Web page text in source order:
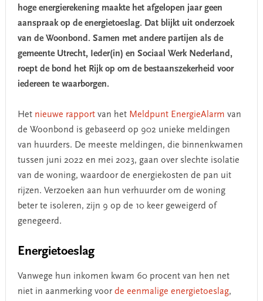
hoge energierekening maakte het afgelopen jaar geen
aanspraak op de energietoeslag. Dat blijkt uit onderzoek
van de Woonbond. Samen met andere partijen als de
gemeente Utrecht, Ieder(in) en Sociaal Werk Nederland,
roept de bond het Rijk op om de bestaanszekerheid voor
iedereen te waarborgen.
Het nieuwe rapportvan het Meldpunt EnergieAlarm van
de Woonbond is gebaseerd op 902 unieke meldingen
van huurders. De meeste meldingen, die binnenkwamen
tussen juni 2022 en mei 2023, gaan over slechte isolatie
van de woning, waardoor de energiekosten de pan uit
rijzen. Verzoeken aan hun verhuurder om de woning
beter te isoleren, zijn 9 op de 10 keer geweigerd of
genegeerd.
Energietoeslag
Vanwege hun inkomen kwam 60 procent van hen net
niet in aanmerking voorde eenmalige energietoeslag,